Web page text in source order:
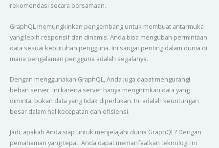
rekomendasi secara bersamaan.
GraphQL memungkinkan pengembang untuk membuat antarmuka
yang lebih responsif dan dinamis. Anda bisa mengubah permintaan
data sesuai kebutuhan pengguna. Ini sangat penting dalam dunia di
mana pengalaman pengguna adalah segalanya.
Dengan menggunakan GraphQL, Anda juga dapat mengurangi
beban server. Ini karena server hanya mengirimkan data yang
diminta, bukan data yang tidak diperlukan. Ini adalah keuntungan
besar dalam hal kecepatan dan efisiensi.
Jadi, apakah Anda siap untuk menjelajahi dunia GraphQL? Dengan
pemahaman yang tepat, Anda dapat memanfaatkan teknologi ini